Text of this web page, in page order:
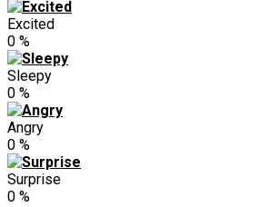
Excited
0 %
Sleepy
0 %
Angry
0 %
Surprise
0 %